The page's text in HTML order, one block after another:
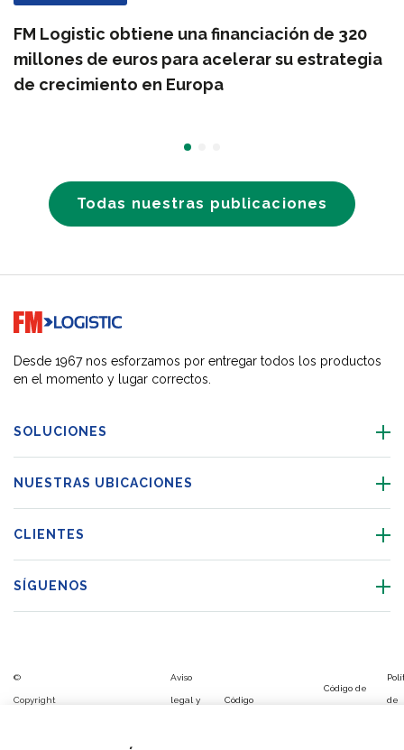
FM Logistic obtiene una financiación de 320
millones de euros para acelerar su estrategia
de crecimiento en Europa
Todas nuestras publicaciones
Go to home page
Desde 1967 nos esforzamos por entregar todos los productos
en el momento y lugar correctos.
SOLUCIONES
NUESTRAS UBICACIONES
CLIENTES
SÍGUENOS
©
Copyright
Aviso
legal y Código
Código de
de